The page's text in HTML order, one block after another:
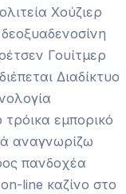
Χούζιερ
Γουίτμερ
Διαδίκτυο
εμπορικό
αναγνωρίζω
πανδοχέα
line καζίνο στο